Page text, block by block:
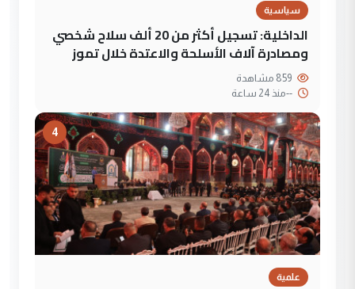
سياسية
الداخلية: تسجيل أكثر من 20 ألف سلاح شخصي
ومصادرة آلاف الأسلحة والاعتدة خلال تموز
--منذ 24 ساعة
4
علمية